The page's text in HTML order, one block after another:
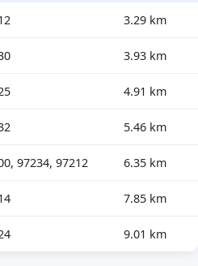
3.29 km
3.93 km
4.91 km
5.46 km
97234, 97212 6.35 km
7.85 km
9.01 km